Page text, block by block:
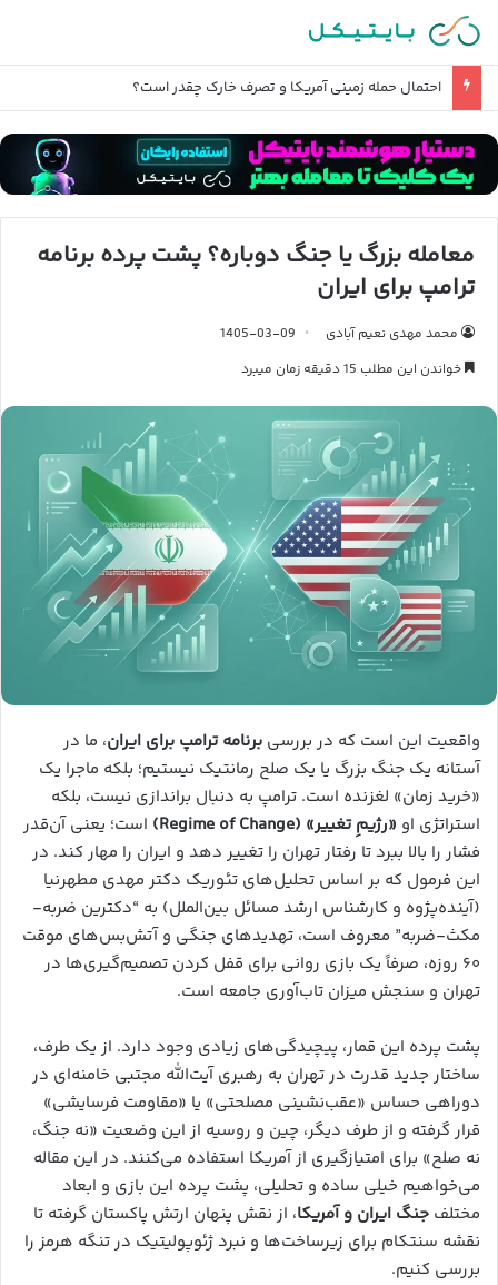
قیمت دلار تا آخر سال ۱۴۰۵ چند میشود؟
معامله بزرگ یا جنگ دوباره؟ پشت پرده برنامه
ترامپ برای ایران
محمد مهدی نعیم آبادی
1405-03-09
خواندن این مطلب 15 دقیقه زمان میبرد
واقعیت این است که در بررسی برنامه ترامپ برای ایران، ما در
آستانه یک جنگ بزرگ یا یک صلح رمانتیک نیستیم؛ بلکه ماجرا یک
«خرید زمان» لغزنده است. ترامپ به دنبال براندازی نیست، بلکه
استراتژی او «رژیمِ تغییر» (Regime of Change)
است؛ یعنی آن‌قدر
فشار را بالا ببرد تا رفتار تهران را تغییر دهد و ایران را مهار کند. در
این فرمول که بر اساس تحلیل‌های تئوریک دکتر مهدی مطهرنیا
(آینده‌پژوه و کارشناس ارشد مسائل بین‌الملل) به “دکترین ضربه-
مکث-ضربه” معروف است، تهدیدهای جنگی و آتش‌بس‌های موقت
۶۰ روزه، صرفاً یک بازی روانی برای قفل کردن تصمیم‌گیری‌ها در
تهران و سنجش میزان تاب‌آوری جامعه است.
پشت پرده این قمار، پیچیدگی‌های زیادی وجود دارد. از یک طرف،
ساختار جدید قدرت در تهران به رهبری آیت‌الله مجتبی خامنه‌ای در
دوراهی حساس «عقب‌نشینی مصلحتی» یا «مقاومت فرسایشی»
قرار گرفته و از طرف دیگر، چین و روسیه از این وضعیت «نه جنگ،
نه صلح» برای امتیازگیری از آمریکا استفاده می‌کنند. در این مقاله
می‌خواهیم خیلی ساده و تحلیلی، پشت پرده این بازی و ابعاد
مختلف جنگ ایران و آمریکا، از نقش پنهان ارتش پاکستان گرفته تا
نقشه سنتکام برای زیرساخت‌ها و نبرد ژئوپولیتیک در تنگه هرمز را
بررسی کنیم.